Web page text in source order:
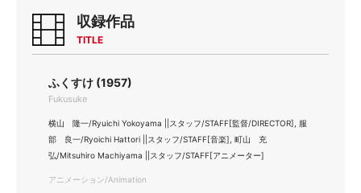
収録作品
TITLE
ふくすけ (1957)
Fukusuke
横山 隆一/Ryuichi Yokoyama ||スタッフ/STAFF[監督/DIRECTOR], 服
部 良一/Ryoichi Hattori ||スタッフ/STAFF[音楽], 町山 充
弘/Mitsuhiro Machiyama ||スタッフ/STAFF[アニメーター]
アニメーション/Animation